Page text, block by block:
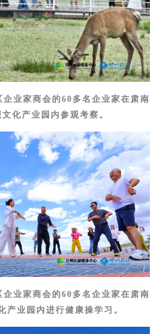
业家商会的60多名企业家在肃南
化产业园内参观考察。
业家商会的60多名企业家在肃南
产业园内进行健康操学习。